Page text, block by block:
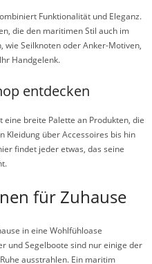
Funktionalität und Eleganz.
die den maritimen Stil auch im
wie Seilknoten oder Anker-Motiven,
Handgelenk.
entdecken
eine breite Palette an Produkten, die
Kleidung über Accessoires bis hin
findet jeder etwas, das seine
für Zuhause
in eine Wohlfühloase
und Segelboote sind nur einige der
ausstrahlen. Ein maritim